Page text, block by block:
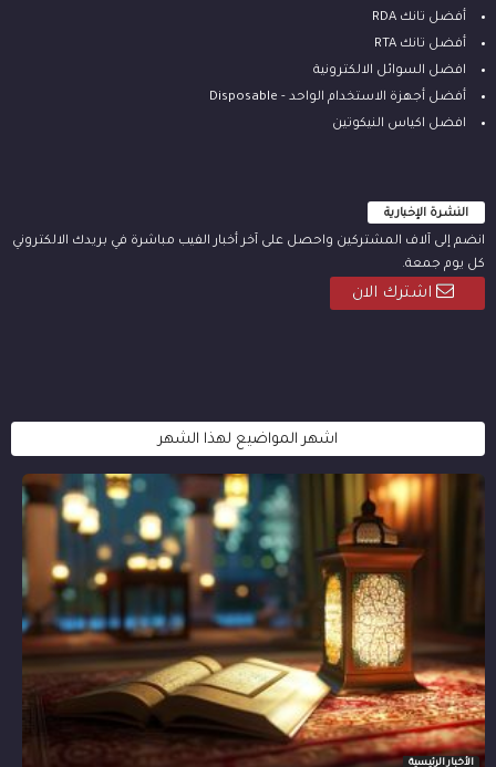
أفضل تانك RDA
أفضل تانك RTA
افضل السوائل الالكترونية
أفضل أجهزة الاستخدام الواحد - Disposable
افضل اكياس النيكوتين
النشرة الإخبارية
انضم إلى آلاف المشتركين واحصل على آخر أخبار الفيب مباشرة في بريدك الالكتروني
كل يوم جمعة.
اشترك الان
اشهر المواضيع لهذا الشهر
الأخبار الرئيسية